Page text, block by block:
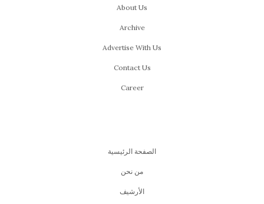
About Us
Archive
Advertise With Us
Contact Us
Career
الصفحة الرئيسية
من نحن
اﻷرشيف